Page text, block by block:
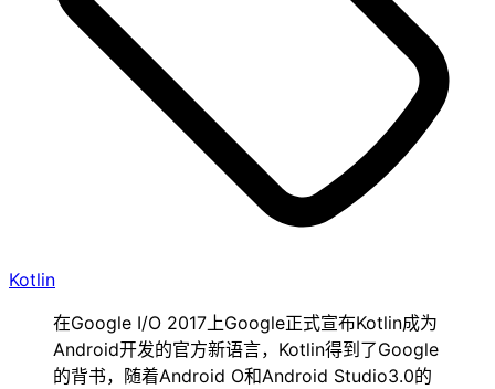
Kotlin
在Google I/O 2017上Google正式宣布Kotlin成为
Android开发的官方新语言，Kotlin得到了Google
的背书，随着Android O和Android Studio3.0的